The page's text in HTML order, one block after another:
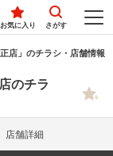
お気に入り さがす
店」のチラシ・店舗情報
のチラ
店舗詳細